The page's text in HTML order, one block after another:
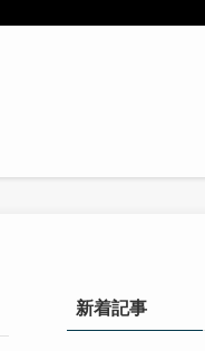
新着記事